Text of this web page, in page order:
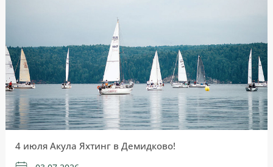
4 июля Акула Яхтинг в Демидково!